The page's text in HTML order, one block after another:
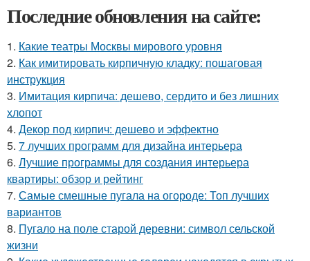
Последние обновления на сайте:
1. Какие театры Москвы мирового уровня
2. Как имитировать кирпичную кладку: пошаговая
инструкция
3. Имитация кирпича: дешево, сердито и без лишних
хлопот
4. Декор под кирпич: дешево и эффектно
5. 7 лучших программ для дизайна интерьера
6. Лучшие программы для создания интерьера
квартиры: обзор и рейтинг
7. Самые смешные пугала на огороде: Топ лучших
вариантов
8. Пугало на поле старой деревни: символ сельской
жизни